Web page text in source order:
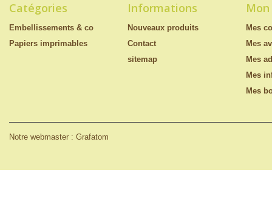
Catégories
Embellissements & co
Papiers imprimables
Informations
Nouveaux produits
Contact
sitemap
Notre webmaster : Grafatom
Mes
Mes
Mes
Mes
Mes